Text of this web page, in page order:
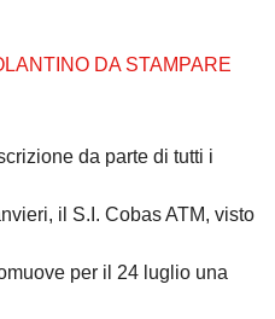
DA STAMPARE
da parte di tutti i
il S.I. Cobas ATM, visto
per il 24 luglio una